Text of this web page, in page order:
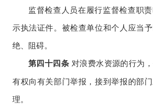
监督检查人员在履行监督检查职
示执法证件。被检查单位和个人应当
绝、阻碍。
第四十四条 对浪费水资源的行为
有权向有关部门举报，接到举报的部
理。